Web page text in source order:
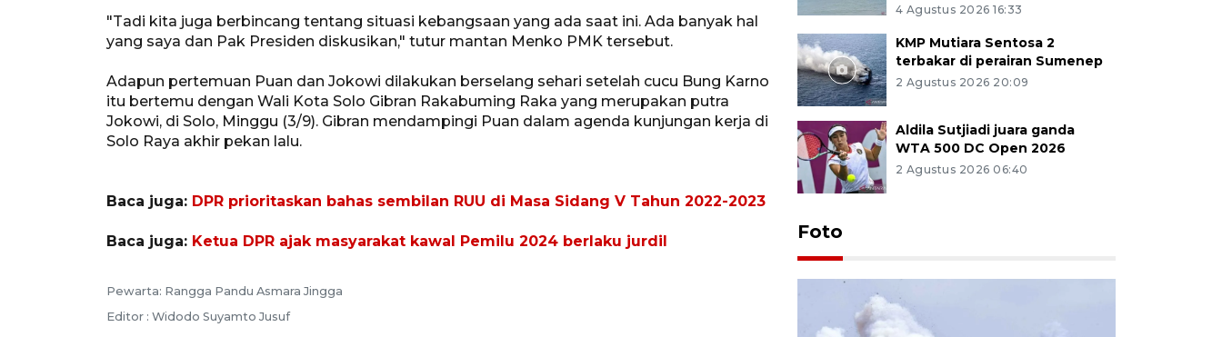
"Tadi kita juga berbincang tentang situasi kebangsaan yang ada saat ini. Ada banyak hal
yang saya dan Pak Presiden diskusikan," tutur mantan Menko PMK tersebut.
Adapun pertemuan Puan dan Jokowi dilakukan berselang sehari setelah cucu Bung Karno
itu bertemu dengan Wali Kota Solo Gibran Rakabuming Raka yang merupakan putra
Jokowi, di Solo, Minggu (3/9). Gibran mendampingi Puan dalam agenda kunjungan kerja di
Solo Raya akhir pekan lalu.
Baca juga: DPR prioritaskan bahas sembilan RUU di Masa Sidang V Tahun 2022-2023
Baca juga: Ketua DPR ajak masyarakat kawal Pemilu 2024 berlaku jurdil
Pewarta: Rangga Pandu Asmara Jingga
Editor : Widodo Suyamto Jusuf
4 Agustus 2026 16:33
KMP Mutiara Sentosa 2
terbakar di perairan Sumenep
2 Agustus 2026 20:09
Aldila Sutjiadi juara ganda
WTA 500 DC Open 2026
2 Agustus 2026 06:40
Foto